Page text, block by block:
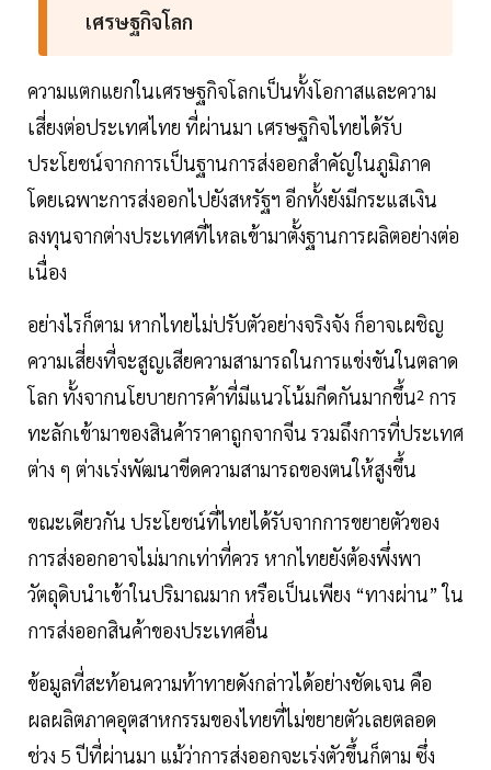
เศรษฐกิจโลก
ความแตกแยกในเศรษฐกิจโลกเป็นทั้งโอกาสและความ
เสี่ยงต่อประเทศไทย ที่ผ่านมา เศรษฐกิจไทยได้รับ
ประโยชน์จากการเป็นฐานการส่งออกสำคัญในภูมิภาค
โดยเฉพาะการส่งออกไปยังสหรัฐฯ อีกทั้งยังมีกระแสเงิน
ลงทุนจากต่างประเทศที่ไหลเข้ามาตั้งฐานการผลิตอย่างต่อ
เนื่อง
อย่างไรก็ตาม หากไทยไม่ปรับตัวอย่างจริงจัง ก็อาจเผชิญ
ความเสี่ยงที่จะสูญเสียความสามารถในการแข่งขันในตลาด
โลก ทั้งจากนโยบายการค้าที่มีแนวโน้มกีดกันมากขึ้น² การ
ทะลักเข้ามาของสินค้าราคาถูกจากจีน รวมถึงการที่ประเทศ
ต่าง ๆ ต่างเร่งพัฒนาขีดความสามารถของตนให้สูงขึ้น
ขณะเดียวกัน ประโยชน์ที่ไทยได้รับจากการขยายตัวของ
การส่งออกอาจไม่มากเท่าที่ควร หากไทยยังต้องพึ่งพา
วัตถุดิบนำเข้าในปริมาณมาก หรือเป็นเพียง “ทางผ่าน” ใน
การส่งออกสินค้าของประเทศอื่น
ข้อมูลที่สะท้อนความท้าทายดังกล่าวได้อย่างชัดเจน คือ
ผลผลิตภาคอุตสาหกรรมของไทยที่ไม่ขยายตัวเลยตลอด
ช่วง 5 ปีที่ผ่านมา แม้ว่าการส่งออกจะเร่งตัวขึ้นก็ตาม ซึ่ง